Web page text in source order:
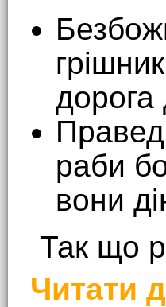
дорога
раби
вони
Так що
Читати